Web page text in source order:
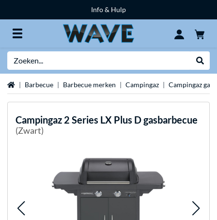
Info & Hulp
Home Barbecue Barbecue merken Campingaz Campingaz gas
Campingaz 2 Series LX Plus D gasbarbecue
(Zwart)